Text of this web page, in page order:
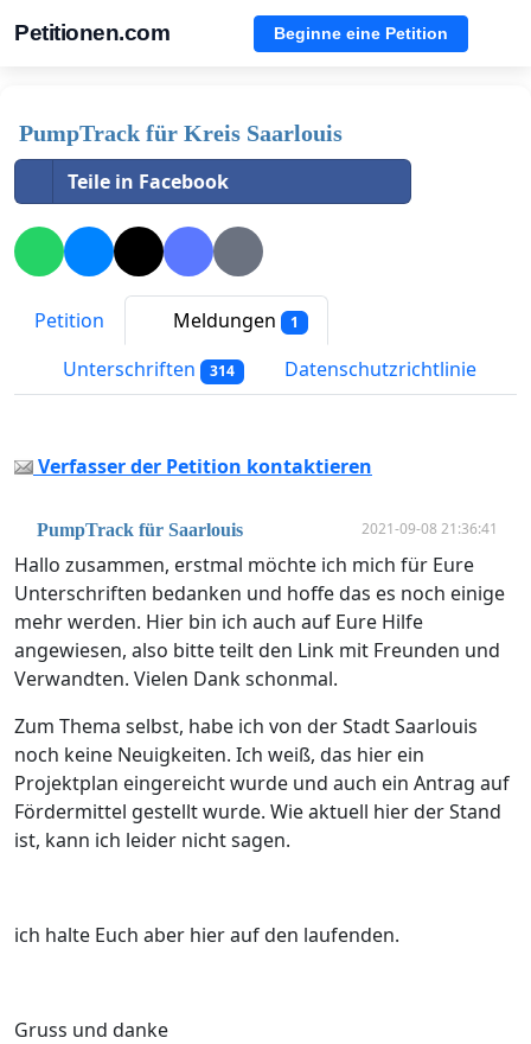
Petitionen.com Beginne eine Petition
PumpTrack für Kreis Saarlouis
Teile in Facebook
Petition Meldungen 1
Unterschriften 314 Datenschutzrichtlinie
Verfasser der Petition kontaktieren
PumpTrack für Saarlouis 2021-09-08 21:36:41
Hallo zusammen, erstmal möchte ich mich für Eure
Unterschriften bedanken und hoffe das es noch einige
mehr werden. Hier bin ich auch auf Eure Hilfe
angewiesen, also bitte teilt den Link mit Freunden und
Verwandten. Vielen Dank schonmal.
Zum Thema selbst, habe ich von der Stadt Saarlouis
noch keine Neuigkeiten. Ich weiß, das hier ein
Projektplan eingereicht wurde und auch ein Antrag auf
Fördermittel gestellt wurde. Wie aktuell hier der Stand
ist, kann ich leider nicht sagen.
ich halte Euch aber hier auf den laufenden.
Gruss und danke